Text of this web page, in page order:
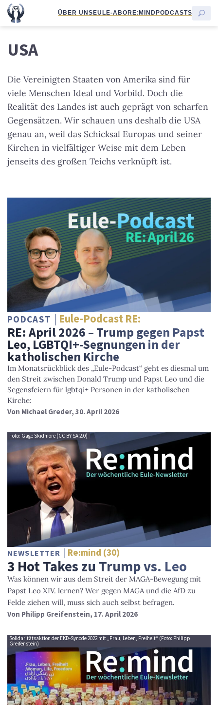
ÜBER UNSEULE-ABORE:MINDPODCASTS
USA
Die Vereinigten Staaten von Amerika sind für
viele Menschen Ideal und Vorbild. Doch die
Realität des Landes ist auch geprägt von scharfen
Gegensätzen. Wir schauen uns deshalb die USA
genau an, weil das Schicksal Europas und seiner
Kirchen in vielfältiger Weise mit dem Leben
jenseits des großen Teichs verknüpft ist.
PODCAST Eule-Podcast RE:
RE: April 2026 – Trump gegen Papst
Leo, LGBTQI+-Segnungen in der
katholischen Kirche
Im Monatsrückblick des „Eule-Podcast“ geht es diesmal um
den Streit zwischen Donald Trump und Papst Leo und die
Segensfeiern für lgbtqi+ Personen in der katholischen
Kirche:
Von Michael Greder, 30. April 2026
Foto: Gage Skidmore (CC BY-SA 2.0)
NEWSLETTER Re:mind (30)
3 Hot Takes zu Trump vs. Leo
Was können wir aus dem Streit der MAGA-Bewegung mit
Papst Leo XIV. lernen? Wer gegen MAGA und die AfD zu
Felde ziehen will, muss sich auch selbst befragen.
Von Philipp Greifenstein, 17. April 2026
Solidaritätsaktion der EKD-Synode 2022 mit „Frau, Leben, Freiheit“ (Foto: Philipp
Greifenstein)